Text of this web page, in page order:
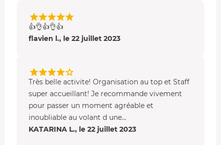
👍👌👍👌👍
flavien l., le 22 juillet 2023
Très belle activite! Organisation au top et Staff
super accueillant! Je recommande vivement
pour passer un moment agréable et
inoubliable au volant d une...
KATARINA L., le 22 juillet 2023